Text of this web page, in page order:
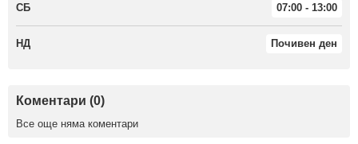
СБ 07:00 - 13:00
НД Почивен ден
Коментари (0)
Все още няма коментари